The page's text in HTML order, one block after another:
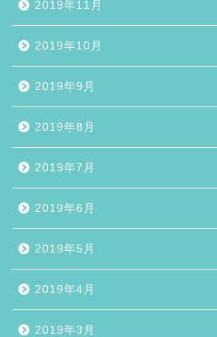
2019年11月
2019年10月
2019年9月
2019年8月
2019年7月
2019年6月
2019年5月
2019年4月
2019年3月